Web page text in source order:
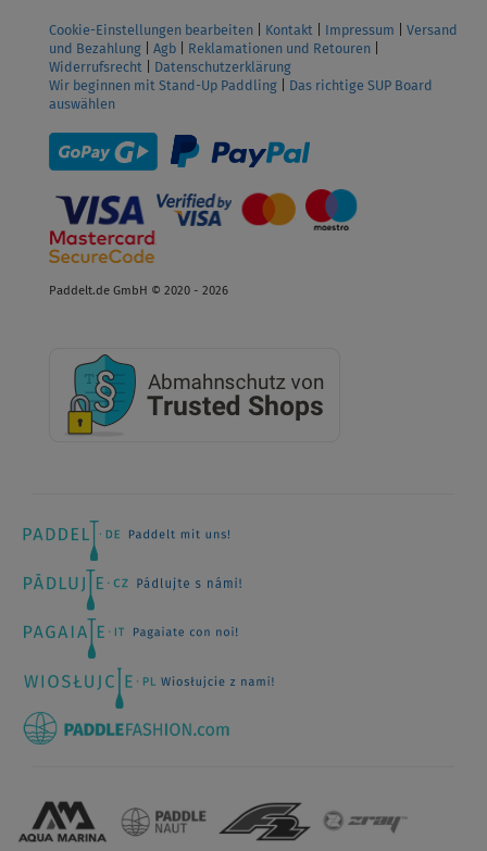
Cookie-Einstellungen bearbeiten Kontakt Impressum
Versand
und Bezahlung
Agb Reklamationen und Retouren
Widerrufsrecht
Datenschutzerklärung
Wir beginnen mit Stand-Up Paddling
Das richtige SUP Board
auswählen
Paddelt.de GmbH © 2020 - 2026